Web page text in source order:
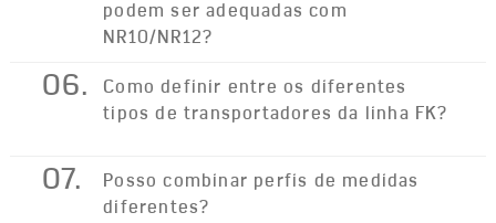
podem ser adequadas com
NR10/NR12?
06.
Como definir entre os diferentes
tipos de transportadores da linha FK?
07.
Posso combinar perfis de medidas
diferentes?